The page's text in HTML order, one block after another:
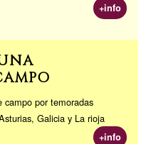
+info
campo por temoradas
Galicia y La rioja
+info